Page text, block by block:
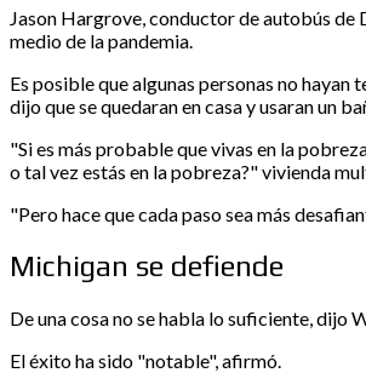
Jason Hargrove, conductor de autobús
medio de la pandemia.
Es posible que algunas personas no
dijo que se quedaran en casa y usaran un
"Si es más probable que vivas en la
o tal vez estás en la pobreza?" vivienda
"Pero hace que cada paso sea más
Michigan se defiende
De una cosa no se habla lo suficiente, dijo
El éxito ha sido "notable", afirmó.